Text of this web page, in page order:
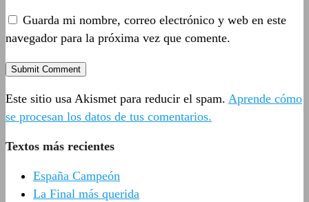
Guarda mi nombre, correo electrónico y web en este
navegador para la próxima vez que comente.
Este sitio usa Akismet para reducir el spam. Aprende cómo
se procesan los datos de tus comentarios.
Textos más recientes
España Campeón
La Final más querida